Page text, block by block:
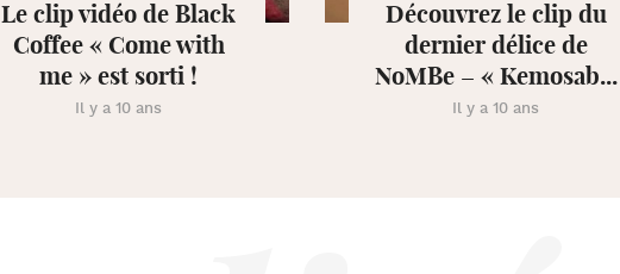
Le clip vidéo de Black
Coffee « Come with
me » est sorti !
Il y a 10 ans
Découvrez le clip du
dernier délice de
NoMBe – « Kemosab...
Il y a 10 ans